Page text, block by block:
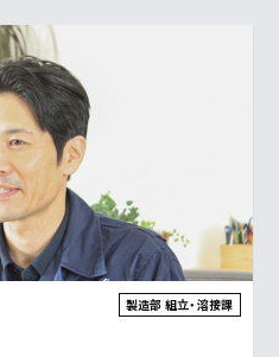
製造部 組立・溶接課